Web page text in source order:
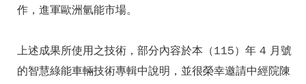
作，進軍歐洲氫能市場。
上述成果所使用之技術，部分內容於本（115）年 4 月號
的智慧綠能車輛技術專輯中說明，並很榮幸邀請中經院陳